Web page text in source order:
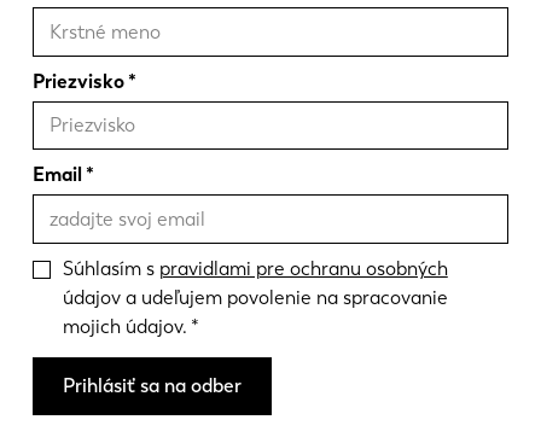
Priezvisko
Email
Súhlasím s pravidlami pre ochranu osobných
údajov a udeľujem povolenie na spracovanie
mojich údajov.
Prihlásiť sa na odber